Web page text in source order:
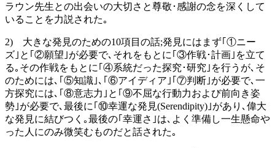
ラウン先生との出会いの大切さと尊敬･感謝の念を深くして
いることを力説された｡
2) 大きな発見のための10項目の話;発見にはまず｢①ニー
ズ｣と｢②願望｣が必要で､それをもとに｢③作戦･計画｣を立て
る｡その作戦をもとに｢④系統だった探究･研究｣を行うが､そ
のためには､｢⑤知識｣､｢⑥アイディア｣｢⑦判断｣が必要で､一
方探究には､｢⑧意志力｣と｢⑨不屈な行動力および前向き姿
勢｣が必要で､最後に｢⑩幸運な発見(Serendipity)｣があり､偉大
な発見に結びつく｡最後の｢幸運さ｣は､よく準備し一生懸命や
った人にのみ微笑むものだと話された｡